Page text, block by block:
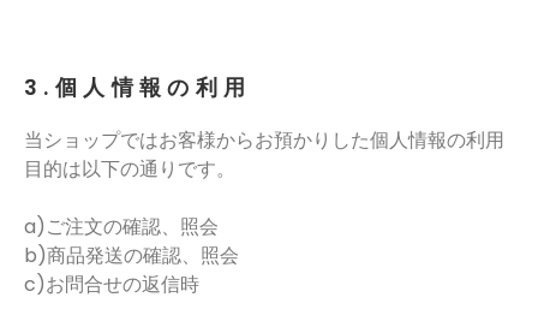
3.個人情報の利用
当ショップではお客様からお預かりした個人情報の利用
目的は以下の通りです。
a)ご注文の確認、照会
b)商品発送の確認、照会
c)お問合せの返信時